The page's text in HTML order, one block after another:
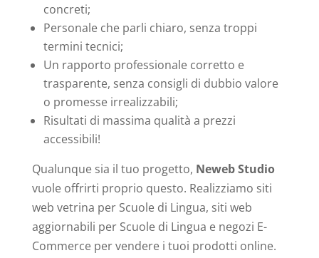
concreti;
Personale che parli chiaro, senza troppi
termini tecnici;
Un rapporto professionale corretto e
trasparente, senza consigli di dubbio valore
o promesse irrealizzabili;
Risultati di massima qualità a prezzi
accessibili!
Qualunque sia il tuo progetto, Neweb Studio
vuole offrirti proprio questo. Realizziamo siti
web vetrina per Scuole di Lingua, siti web
aggiornabili per Scuole di Lingua e negozi E-
Commerce per vendere i tuoi prodotti online.